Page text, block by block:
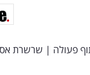
פעולה | שרשרת